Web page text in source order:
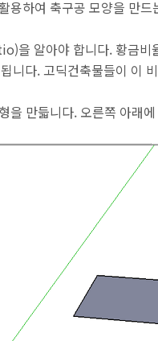
용하여 축구공 모양을 만
을 알아야 합니다. 황금비
니다. 고딕건축물들이 이
을 만듧니다. 오른쪽 아래